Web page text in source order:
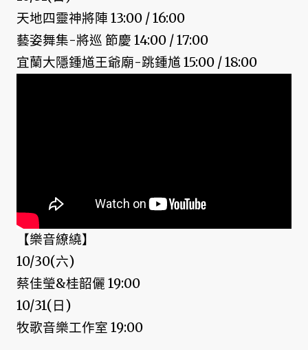
天地四靈神將陣 13:00 / 16:00
藝姿舞集-將巡 節慶 14:00 / 17:00
宜蘭大隱鍾馗王爺廟-跳鍾馗 15:00 / 18:00
【樂音繚繞】
10/30(六)
蔡佳瑩&桂韶儷 19:00
10/31(日)
牧歌音樂工作室 19:00